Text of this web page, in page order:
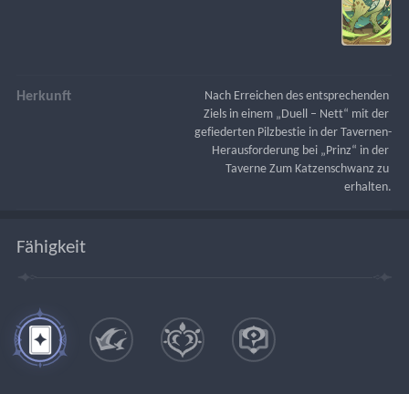
Herkunft
Nach Erreichen des entsprechenden
Ziels in einem „Duell – Nett“ mit der
gefiederten Pilzbestie in der Tavernen-
Herausforderung bei „Prinz“ in der
Taverne Zum Katzenschwanz zu
erhalten.
Fähigkeit